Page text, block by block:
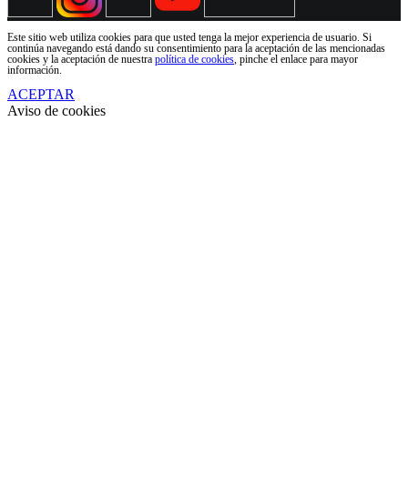
Este sitio web utiliza cookies para que usted tenga la mejor experiencia de usuario. Si
continúa navegando está dando su consentimiento para la aceptación de las mencionadas
cookies y la aceptación de nuestra política de cookies , pinche el enlace para mayor
información.
ACEPTAR
Aviso de cookies